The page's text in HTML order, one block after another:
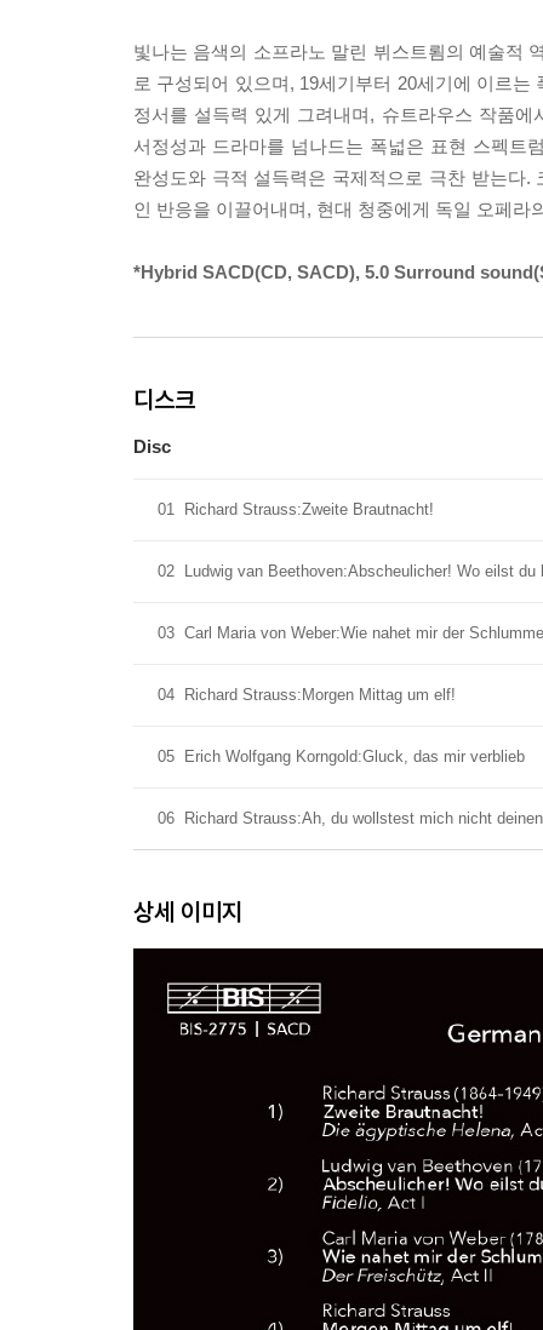
빛나는 음색의 소프라노 말린 뷔스트룀의 예술적
로 구성되어 있으며, 19세기부터 20세기에 이르
정서를 설득력 있게 그려내며, 슈트라우스 작품
서정성과 드라마를 넘나드는 폭넓은 표현 스펙트
완성도와 극적 설득력은 국제적으로 극찬 받는다
인 반응을 이끌어내며, 현대 청중에게 독일 오페라
*Hybrid SACD(CD, SACD), 5.0 Surround
디스크
Disc
01 Richard Strauss:Zweite Brautnacht!
02 Ludwig van Beethoven:Abscheulicher! Wo eilst du
03 Carl Maria von Weber:Wie nahet mir der
04 Richard Strauss:Morgen Mittag um elf!
05 Erich Wolfgang Korngold:Gluck, das mir verblieb
06 Richard Strauss:Ah, du wollstest mich nicht
상세 이미지